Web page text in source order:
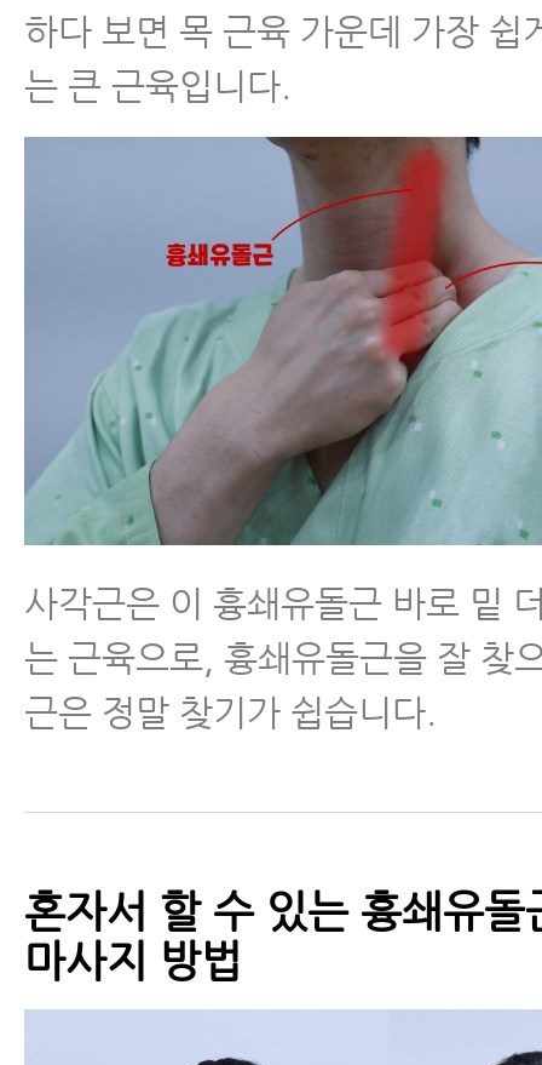
하다 보면 목 근육 가운데 가장 쉽
는 큰 근육입니다.
사각근은 이 흉쇄유돌근 바로 밑
는 근육으로, 흉쇄유돌근을 잘 찾
근은 정말 찾기가 쉽습니다.
혼자서 할 수 있는 흉쇄유돌
마사지 방법